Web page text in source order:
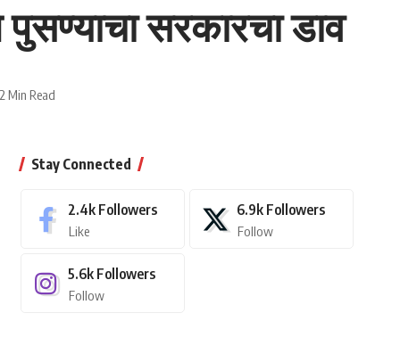
पुसण्याचा सरकारचा डाव
2 Min Read
Stay Connected
2.4k Followers
Like
6.9k Followers
Follow
5.6k Followers
Follow